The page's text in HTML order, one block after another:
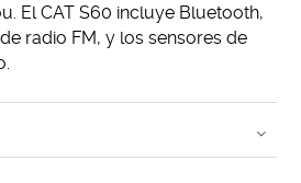
El CAT S60 incluye Bluetooth,
radio FM, y los sensores de